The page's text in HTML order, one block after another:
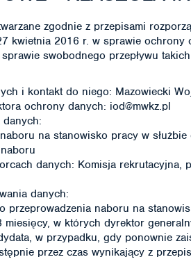
zgodnie z przepisami
kwietnia 2016 r. w sprawie ochrony
swobodnego przepływu
i kontakt do niego: Mazowiecki
ochrony danych: iod@mwkz.pl
danych:
na stanowisko pracy w
danych: Komisja rekrutacyjna,
danych:
przeprowadzenia naboru na
miesięcy, w których dyrektor
w przypadku, gdy ponownie
przez czas wynikający z